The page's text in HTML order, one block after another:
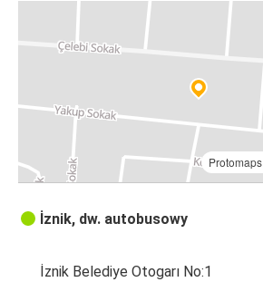
Protomaps
İznik, dw. autobusowy
İznik Belediye Otogarı No:1